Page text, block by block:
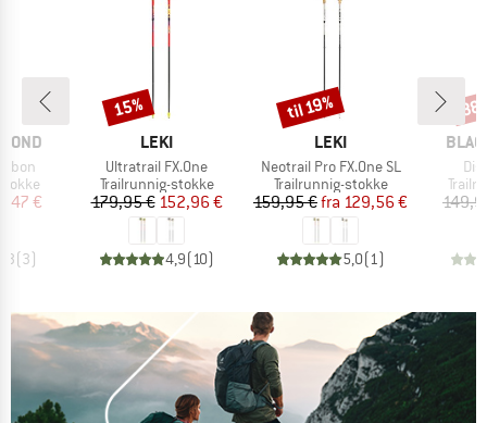
pris
€
(3)
MÆRKE
LEKI
Artikel
Ultratrail FX.One
Produktgruppe
Trailrunnig-stokke
Pris
179,95 €Nedsat pris
152,96 €
4,9( 10)
Rabat
15%
MÆRKE
LEKI
Artikel
Neotrail Pro FX.One SL
Produktgruppe
Trailrunnig-stokke
Pris
159,95 € Nedsat pris
fra 129,56 €
5,0( 1)
Rabat
til 19%